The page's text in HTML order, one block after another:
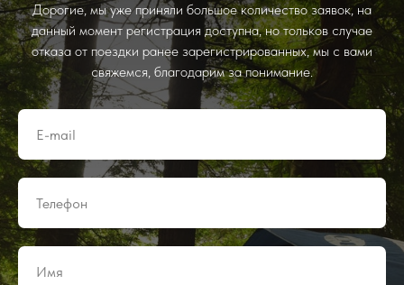
Дорогие, мы уже приняли большое количество заявок, на
данный момент регистрация доступна, но тольков случае
отказа от поездки ранее зарегистрированных, мы с вами
свяжемся, благодарим за понимание.